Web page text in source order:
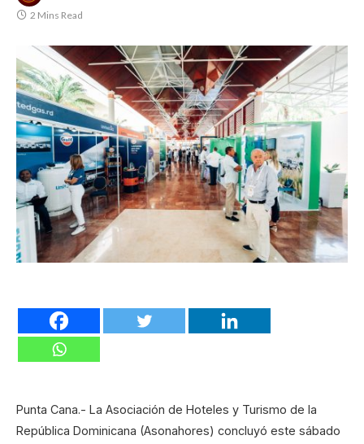
2 Mins Read
Punta Cana.- La Asociación de Hoteles y Turismo de la
República Dominicana (Asonahores) concluyó este sábado